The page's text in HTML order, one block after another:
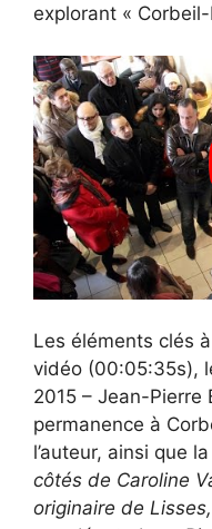
explorant «
Les éléments clés
vidéo (00:05:35s),
2015 – Jean-Pierre
permanence à
l’auteur, ainsi que
côtés de Caroline
originaire de